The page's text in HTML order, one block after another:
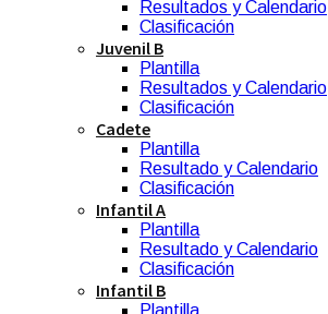
Resultados y Calendario
Clasificación
Juvenil B
Plantilla
Resultados y Calendario
Clasificación
Cadete
Plantilla
Resultado y Calendario
Clasificación
Infantil A
Plantilla
Resultado y Calendario
Clasificación
Infantil B